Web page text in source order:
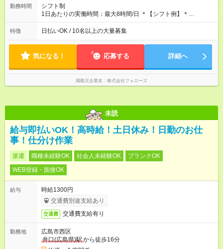
と同じです。
勤務時間
シフト制
1日あたりの実働時間：最大8時間/日 ＊【シフト例】＊
(1) 10:00～19:00 (2) 11:00～20:00 (3) 12:00～21:00 など ◎
いずれも実働8時間・休憩1時間です。中抜けシフトなどはあり
たい」などあれば相談に応じますのでおっしゃってください！
特徴 日払いOK / 10名以上の大量募集
気になる！ 応募する 詳細へ
掲載元企業名 株式会社フェローズ
未読
給与即払いOK！高時給！土日休み！日勤のお仕
事！仕分け作業
派遣 職種未経験OK 社会人未経験OK
ブランクOK
WEB登録・面接OK
給与
時給1300円
交通費別途支給あり
交通費 交通費支給有り
勤務地
広島市西区
井口(広島県)駅から徒歩16分